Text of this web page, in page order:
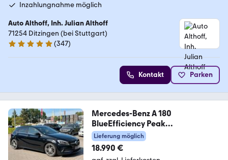
Inzahlungnahme möglich
Auto Althoff, Inh. Julian Althoff
71254 Ditzingen (bei Stuttgart)
4.8 Sterne
(347)
Kontakt Parken
Mercedes-Benz A 180
BlueEfficiency Peak
Garantie*Amg Line*KeyL
Lieferung möglich
18.990 €